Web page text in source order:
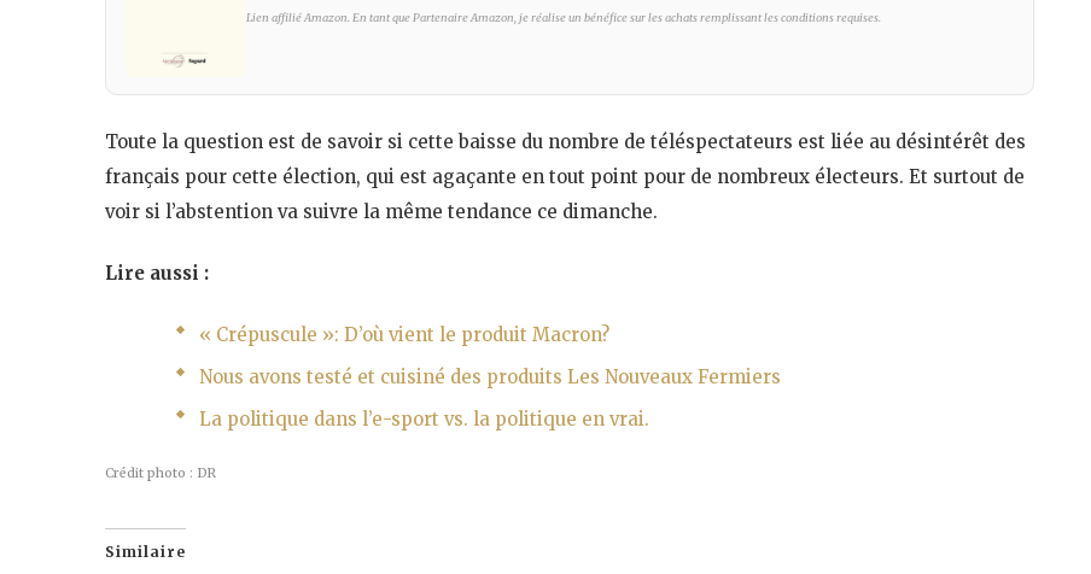
Lien affilié Amazon. En tant que Partenaire Amazon, je réalise un bénéfice sur les achats remplissant les conditions requises.
Toute la question est de savoir si cette baisse du nombre de téléspectateurs est liée au désintérêt des
français pour cette élection, qui est agaçante en tout point pour de nombreux électeurs. Et surtout de
voir si l’abstention va suivre la même tendance ce dimanche.
Lire aussi :
« Crépuscule »: D’où vient le produit Macron?
Nous avons testé et cuisiné des produits Les Nouveaux Fermiers
La politique dans l’e-sport vs. la politique en vrai.
Crédit photo : DR
Similaire